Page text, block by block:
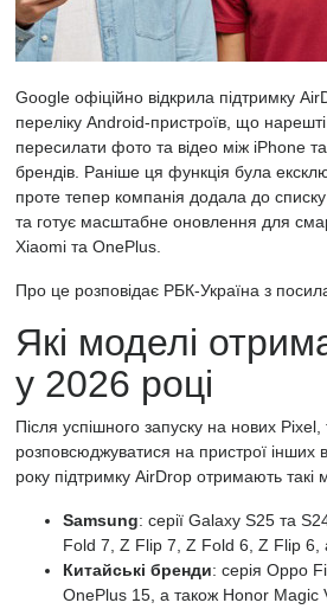
Google офіційно відкрила підтримку
переліку Android-пристроїв, що
пересилати фото та відео між iPhone
брендів. Раніше ця функція була
проте тепер компанія додала до
та готує масштабне оновлення для
Xiaomi та OnePlus.
Про це розповідає РБК-Україна з
Які моделі
у 2026 році
Після успішного запуску на нових Pixel,
розповсюджуватися на пристрої інших
року підтримку AirDrop отримають такі
Samsung: серії Galaxy S25 та
Fold 7, Z Flip 7, Z Fold 6, Z Flip 6,
Китайські бренди: серія Oppo
OnePlus 15, а також Honor Magic